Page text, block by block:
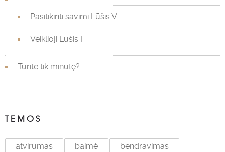
Pasitikinti savimi Lūšis V
Veiklioji Lūšis I
Turite tik minutę?
TEMOS
atvirumas baimė
bendravimas